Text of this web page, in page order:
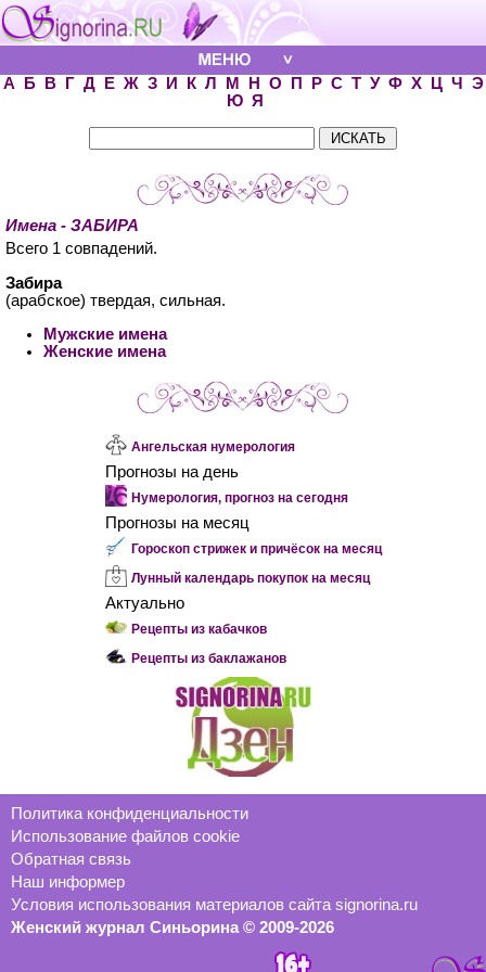
А Б В Г Д Е Ж З И К Л М Н О П Р С Т У Ф Х Ц Ч
Э
Ю Я
Имена - ЗАБИРА
Всего 1 совпадений.
Забира
(арабское) твердая, сильная.
Мужские имена
Женские имена
Ангельская нумерология
Прогнозы на день
Нумерология, прогноз на сегодня
Прогнозы на месяц
Гороскоп стрижек и причёсок на месяц
Лунный календарь покупок на месяц
Актуально
Рецепты из кабачков
Рецепты из баклажанов
Политика конфиденциальности
Использование файлов cookie
Обратная связь
Наш информер
Условия использования материалов сайта signorina.ru
Женский журнал Синьорина © 2009-2026